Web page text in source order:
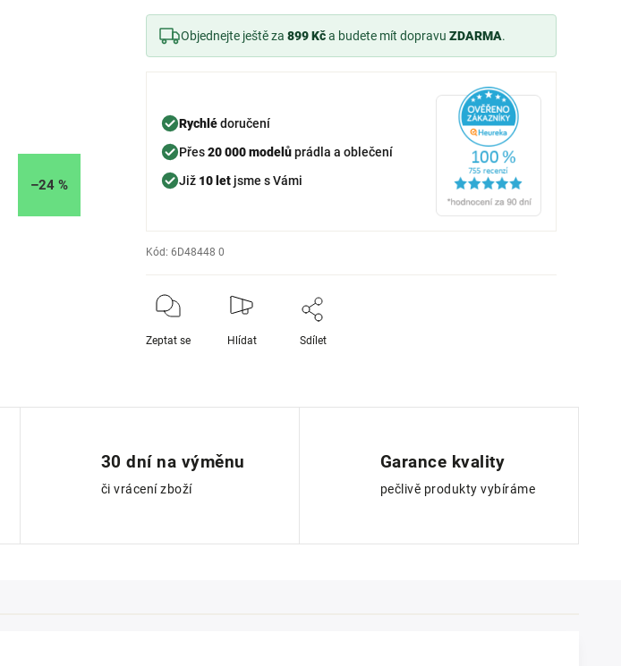
–24 %
Objednejte ještě za 899 Kča budete mít dopravu ZDARMA.
Rychlédoručení
Přes20 000 modelůprádla a oblečení
Již 10 letjsme s Vámi
Kód: 6D48448 0
Zeptat se Hlídat Sdílet
30 dní na výměnu
či vrácení zboží
Garance kvality
pečlivě produkty vybíráme